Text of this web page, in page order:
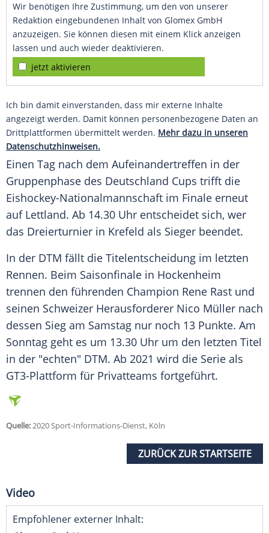
Wir benötigen Ihre Zustimmung, um den von unserer
Redaktion eingebundenen Inhalt von Glomex GmbH
anzuzeigen. Sie können diesen mit einem Klick anzeigen
lassen und auch wieder deaktivieren.
jetzt aktivieren
Ich bin damit einverstanden, dass mir externe Inhalte
angezeigt werden. Damit können personenbezogene Daten an
Drittplattformen übermittelt werden. Mehr dazu in unseren
Datenschutzhinweisen.
Einen Tag nach dem Aufeinandertreffen in der
Gruppenphase des Deutschland Cups trifft die
Eishockey-Nationalmannschaft im Finale erneut
auf Lettland. Ab 14.30 Uhr entscheidet sich, wer
das Dreierturnier in Krefeld als Sieger beendet.
In der DTM fällt die Titelentscheidung im letzten
Rennen. Beim Saisonfinale in Hockenheim
trennen den führenden Champion Rene Rast und
seinen Schweizer Herausforderer Nico Müller nach
dessen Sieg am Samstag nur noch 13 Punkte. Am
Sonntag geht es um 13.30 Uhr um den letzten Titel
in der "echten" DTM. Ab 2021 wird die Serie als
GT3-Plattform für Privatteams fortgeführt.
Quelle:2020 Sport-Informations-Dienst, Köln
ZURÜCK ZUR STARTSEITE
Video
Empfohlener externer Inhalt: